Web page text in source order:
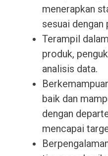
menerapkan
sesuai dengan
Terampil
produk,
analisis data.
baik dan
dengan
mencapai